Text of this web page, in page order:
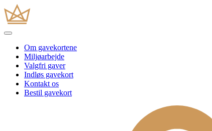
Om gavekortene
Miljøarbejde
Valgfri gaver
Indløs gavekort
Kontakt os
Bestil gavekort